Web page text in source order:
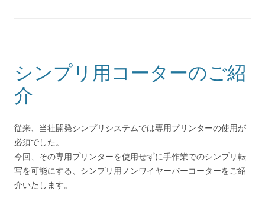
シンプリ用コーターのご紹
介
従来、当社開発シンプリシステムでは専用プリンターの使用が
必須でした。
今回、その専用プリンターを使用せずに手作業でのシンプリ転
写を可能にする、シンプリ用ノンワイヤーバーコーターをご紹
介いたします。